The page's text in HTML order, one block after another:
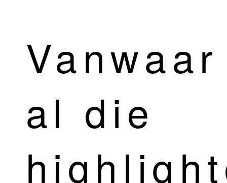
Vanwaar
al die